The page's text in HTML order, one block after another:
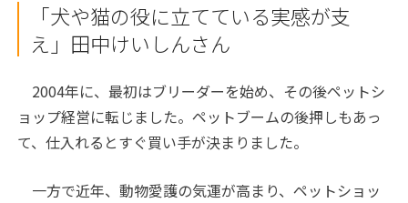
「犬や猫の役に立てている実感が支
え」 田中けいしんさん
2004年に、最初はブリーダーを始め、その後ペットシ
ョップ経営に転じました。ペットブームの後押しもあっ
て、仕入れるとすぐ買い手が決まりました。
一方で近年、動物愛護の気運が高まり、ペットショッ